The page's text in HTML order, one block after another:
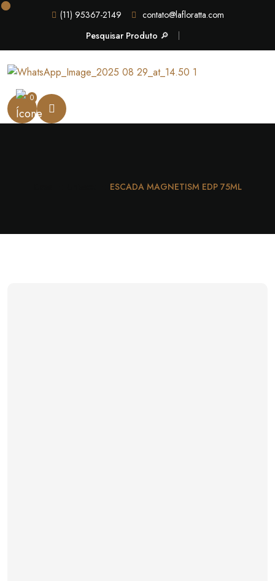
(11) 95367-2149
contato@lafloratta.com
Pesquisar Produto 🔎
0
ESCADA MAGNETISM EDP 75ML